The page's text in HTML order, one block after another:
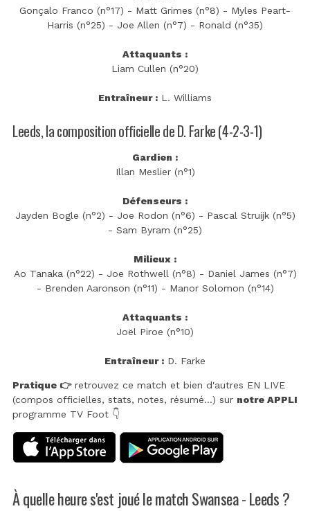
Gonçalo Franco (n°17) - Matt Grimes (n°8) - Myles Peart-
Harris (n°25) - Joe Allen (n°7) - Ronald (n°35)
Attaquants :
Liam Cullen (n°20)
Entraîneur : L. Williams
Leeds, la composition officielle de D. Farke (4-2-3-1)
Gardien :
Illan Meslier (n°1)
Défenseurs :
Jayden Bogle (n°2) - Joe Rodon (n°6) - Pascal Struijk (n°5)
- Sam Byram (n°25)
Milieux :
Ao Tanaka (n°22) - Joe Rothwell (n°8) - Daniel James (n°7)
- Brenden Aaronson (n°11) - Manor Solomon (n°14)
Attaquants :
Joël Piroe (n°10)
Entraîneur : D. Farke
Pratique 👉retrouvez ce match et bien d'autres EN LIVE
(compos officielles, stats, notes, résumé...) sur notre APPLI
programme TV Foot 👇
À quelle heure s'est joué le match Swansea - Leeds ?